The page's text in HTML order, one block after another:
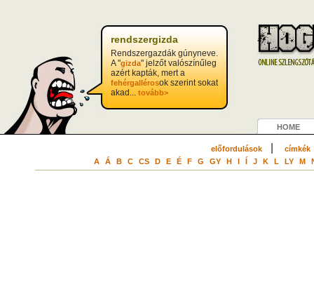
rendszergizda
Rendszergazdák gúnyneve.
A "gizda" jelzőt valószínűleg
azért kapták, mert a
fehérgallérosok szerint sokat
akad... tovább>
HOME
előfordulások| címkék
A Á B C CS D E É F G GY H I Í J K L LY M